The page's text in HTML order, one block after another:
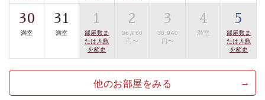
上諏訪温泉“しんゆ”なら諏訪大社など歴史ある諏訪の街
で心癒されます。
清らかな源泉、自然の恵みあるお食事、諏訪湖に包まれ
るお部屋、 大人のたしなみを感じていただける、美しく
癒される宿で贅沢に幸せのときを安心してお過ごしくだ
30
満室
31
満室
1
部屋数ま
たは人数
を変更
2
36,960
円〜
3
38,940
円〜
4
満室
5
部屋数ま
たは人数
を変更
他のお部屋をみる